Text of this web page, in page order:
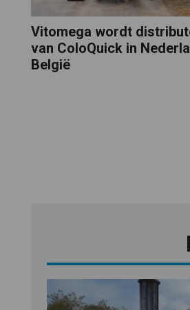
Vitomega wordt
van ColoQuick in
België